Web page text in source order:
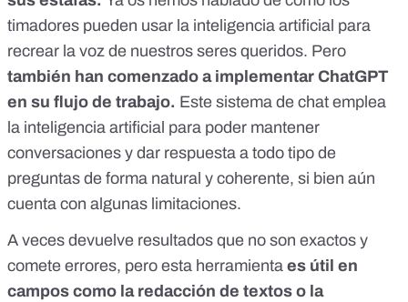
timadores pueden usar la inteligencia artificial para
recrear la voz de nuestros seres queridos. Pero
también han comenzado a implementar ChatGPT
en su flujo de trabajo. Este sistema de chat emplea
la inteligencia artificial para poder mantener
conversaciones y dar respuesta a todo tipo de
preguntas de forma natural y coherente, si bien aún
cuenta con algunas limitaciones.
A veces devuelve resultados que no son exactos y
comete errores, pero esta herramienta es útil en
campos como la redacción de textos o la